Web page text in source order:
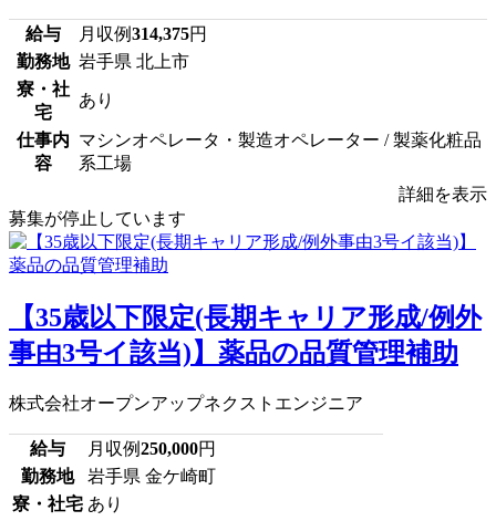
給与 月収例314,375円
勤務地 岩手県 北上市
寮・社
宅
あり
仕事内
容
マシンオペレータ・製造オペレーター / 製薬化粧品
系工場
詳細を表示
募集が停止しています
【35歳以下限定(長期キャリア形成/例外
事由3号イ該当)】薬品の品質管理補助
株式会社オープンアップネクストエンジニア
給与 月収例250,000円
勤務地
岩手県 金ケ崎町
寮・社宅 あり